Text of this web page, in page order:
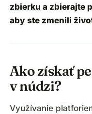
zbierku a zbierajte
aby ste zmenili
Ako získať
v núdzi?
Využívanie